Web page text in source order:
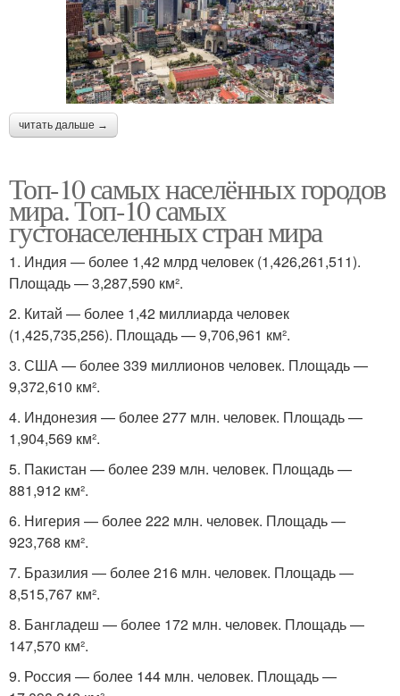
читать дальше →
Топ-10 самых населённых городов
мира. Топ-10 самых
густонаселенных стран мира
1. Индия — более 1,42 млрд человек (1,426,261,511).
Площадь — 3,287,590 км².
2. Китай — более 1,42 миллиарда человек
(1,425,735,256). Площадь — 9,706,961 км².
3. США — более 339 миллионов человек. Площадь —
9,372,610 км².
4. Индонезия — более 277 млн. человек. Площадь —
1,904,569 км².
5. Пакистан — более 239 млн. человек. Площадь —
881,912 км².
6. Нигерия — более 222 млн. человек. Площадь —
923,768 км².
7. Бразилия — более 216 млн. человек. Площадь —
8,515,767 км².
8. Бангладеш — более 172 млн. человек. Площадь —
147,570 км².
9. Россия — более 144 млн. человек. Площадь —